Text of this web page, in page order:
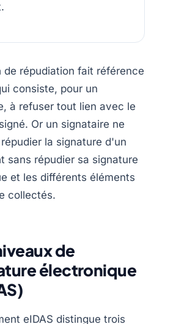
de répudiation fait référence
consiste, pour un
à refuser tout lien avec le
Or un signataire ne
la signature d'un
sans répudier sa signature
et les différents éléments
collectés.
de
électronique
eIDAS distingue trois